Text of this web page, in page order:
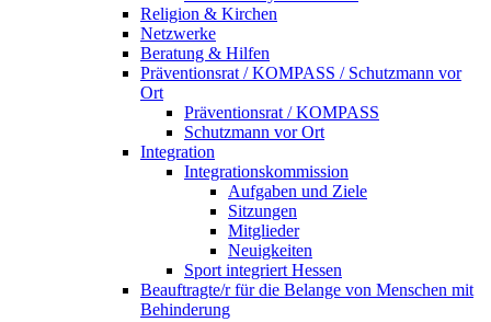
Religion & Kirchen
Netzwerke
Beratung & Hilfen
Präventionsrat / KOMPASS / Schutzmann vor
Ort
Präventionsrat / KOMPASS
Schutzmann vor Ort
Integration
Integrationskommission
Aufgaben und Ziele
Sitzungen
Mitglieder
Neuigkeiten
Sport integriert Hessen
Beauftragte/r für die Belange von Menschen mit
Behinderung